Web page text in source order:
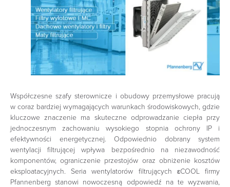
Współczesne szafy sterownicze i obudowy przemysłowe pracują
w coraz bardziej wymagających warunkach środowiskowych, gdzie
kluczowe znaczenie ma skuteczne odprowadzanie ciepła przy
jednoczesnym zachowaniu wysokiego stopnia ochrony IP i
efektywności energetycznej. Odpowiednio dobrany system
wentylacji filtrującej wpływa bezpośrednio na niezawodność
komponentów, ograniczenie przestojów oraz obniżenie kosztów
eksploatacyjnych. Seria wentylatorów filtrujących εCOOL firmy
Pfannenberg stanowi nowoczesną odpowiedź na te wyzwania,